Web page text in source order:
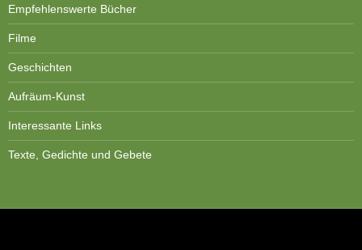
Empfehlenswerte Bücher
Filme
Geschichten
Aufräum-Kunst
Interessante Links
Texte, Gedichte und Gebete